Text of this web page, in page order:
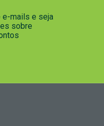
e-mails e seja
sobre